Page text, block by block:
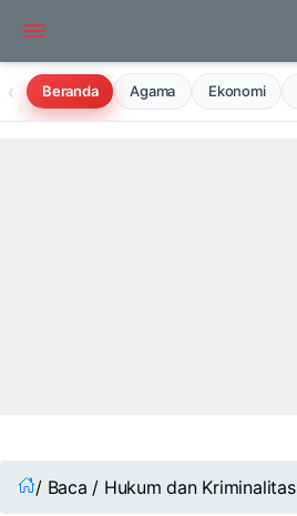
‹ Beranda Agama Ekonomi
/ Baca / Hukum dan Kriminalitas